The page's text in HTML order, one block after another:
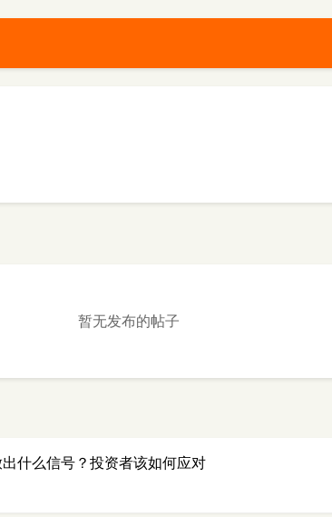
暂无发布的帖子
什么信号？投资者该如何应对